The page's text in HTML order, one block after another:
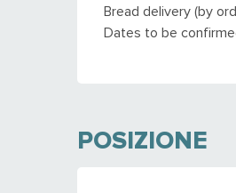
Bread delivery (by
Dates to be
POSIZIONE